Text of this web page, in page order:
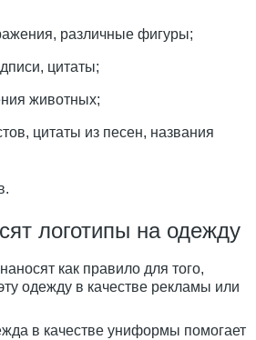
различные фигуры;
цитаты;
животных;
цитаты из песен, названия
логотипы на одежду
как правило для того,
одежду в качестве рекламы или
в качестве униформы помогает